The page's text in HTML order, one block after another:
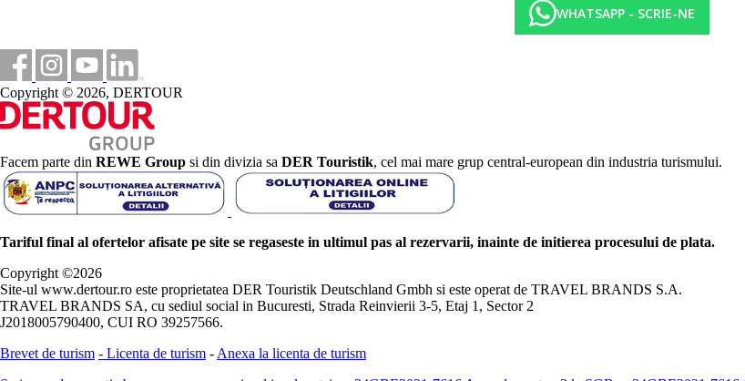
WHATSAPP - SCRIE-NE
Copyright © 2026, DERTOUR
Facem parte din REWE Group si din divizia sa DER Touristik, cel mai mare grup central-european din industria turismului.
Tariful final al ofertelor afisate pe site se regaseste in ultimul pas al rezervarii, inainte de initierea procesului de plata.
Copyright ©2026
Site-ul www.dertour.ro este proprietatea DER Touristik Deutschland Gmbh si este operat de TRAVEL BRANDS S.A.
TRAVEL BRANDS SA, cu sediul social in Bucuresti, Strada Reinvierii 3-5, Etaj 1, Sector 2
J2018005790400, CUI RO 39257566.
Brevet de turism - Licenta de turism -Anexa la licenta de turism